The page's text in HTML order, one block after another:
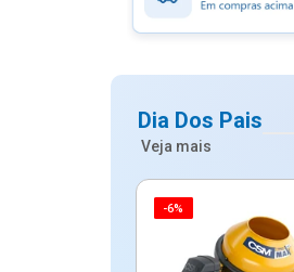
Dia Dos Pais
Veja mais
-6%